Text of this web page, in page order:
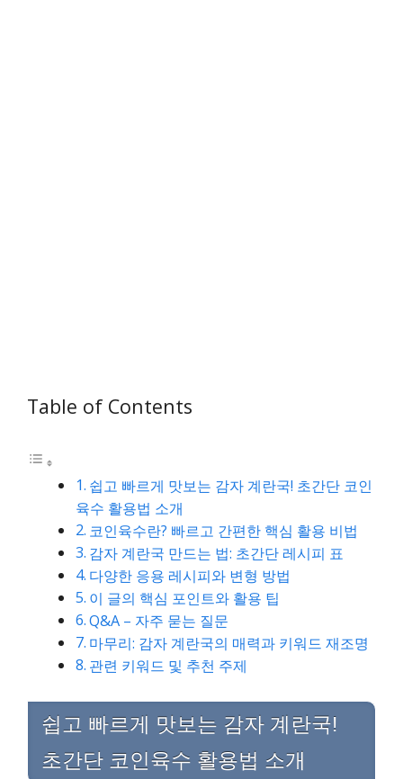
Table of Contents
쉽고 빠르게 맛보는 감자 계란국! 초간단 코인
육수 활용법 소개
코인육수란? 빠르고 간편한 핵심 활용 비법
감자 계란국 만드는 법: 초간단 레시피 표
다양한 응용 레시피와 변형 방법
이 글의 핵심 포인트와 활용 팁
Q&A – 자주 묻는 질문
마무리: 감자 계란국의 매력과 키워드 재조명
관련 키워드 및 추천 주제
쉽고 빠르게 맛보는 감자 계란국!
초간단 코인육수 활용법 소개